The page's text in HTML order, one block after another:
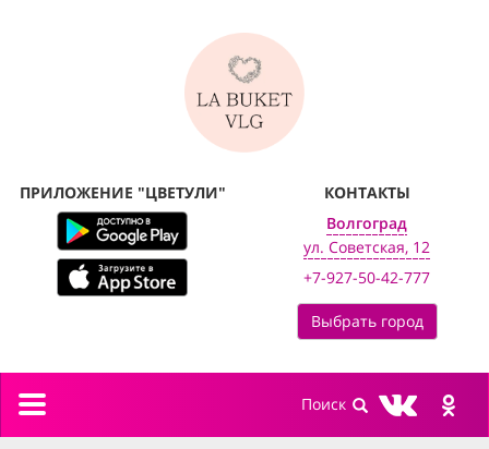
ПРИЛОЖЕНИЕ "ЦВЕТУЛИ"
КОНТАКТЫ
Волгоград
ул. Советская, 12
+7-927-50-42-777
Выбрать город
Toggle